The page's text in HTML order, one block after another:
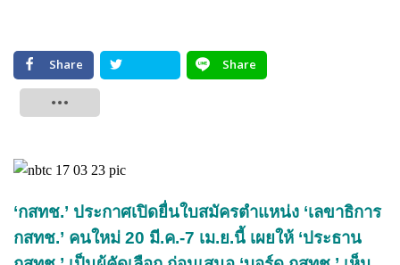
Share
Share
‘กสทช.’ ประกาศเปิดยื่นใบสมัครตำแหน่ง ‘เลขาธิการ
กสทช.’ คนใหม่ 20 มี.ค.-7 เม.ย.นี้ เผยให้ ‘ประธาน